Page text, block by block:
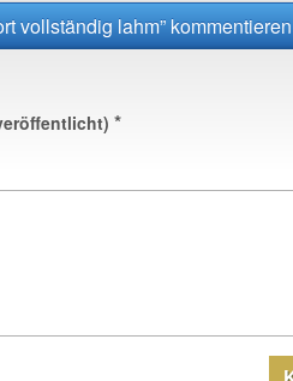
vollständig lahm” kommentieren
*